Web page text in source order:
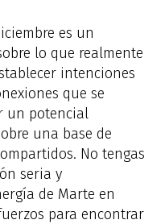
es un
lo que realmente
intenciones
que se
un potencial
una base de
No tengas
seria y
de Marte en
para encontrar